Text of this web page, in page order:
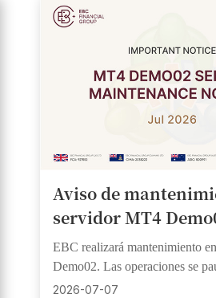
Aviso de
servidor MT4
EBC realizará mantenimiento
Demo02. Las operaciones se
recomienda respaldar el historial
2026-07-07